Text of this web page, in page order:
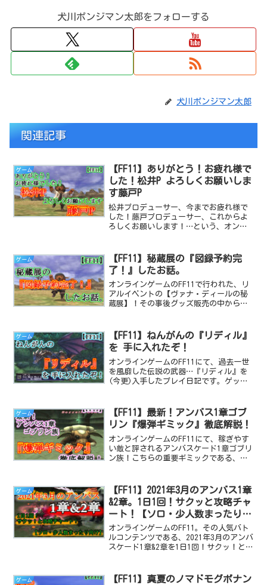
犬川ポンジマン太郎をフォローする
犬川ポンジマン太郎
関連記事
ゲーム
【FF11】ありがとう！お疲れ様で
した！松井P よろしくお願いしま
す藤戸P
松井プロデューサー、今までお疲れ様で
した！藤戸プロデューサー、これからよ
ろしくお願いします！…という、オンラ
記事です。
ゲーム
【FF11】秘蔵展の『図録予約完
了！』したお話。
オンラインゲームのFF11で行われた、リ
アルイベントの【ヴァナ・ディールの秘
蔵展】！その事後グッズ販売の中から、
ゲーム
【FF11】ねんがんの『リディル』
を 手に入れたぞ！
オンラインゲームのFF11にて、過去一世
を風靡した伝説の武器…『リディル』を
(今更)入手したプレイ日記です。ゲット
ゲーム
【FF11】最新！アンバス1章ゴブ
リン『爆弾ギミック』徹底解説！
オンラインゲームのFF11にて、稼ぎやす
い敵と評されるアンバスケード1章ゴブリ
ン族！こちらの重要ギミックである、
く解説！
ゲーム
【FF11】2021年3月のアンバス1章
&2章。1日1回！サクッと攻略チャ
ート！【ソロ・少人数まったり向
け】
オンラインゲームのFF11。その人気バト
ルコンテンツである、2021年3月のアンバ
スケード1章&2章を1日1回！サクッ！とク
向け。
ゲーム
【FF11】真夏のノマドモグボナン